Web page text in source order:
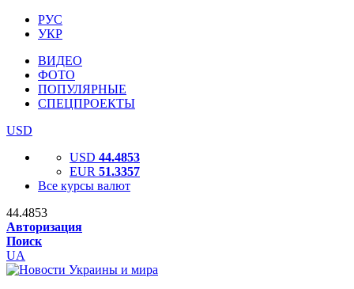
РУС
УКР
ВИДЕО
ФОТО
ПОПУЛЯРНЫЕ
СПЕЦПРОЕКТЫ
USD
USD 44.4853
EUR 51.3357
Все курсы валют
44.4853
Авторизация
Поиск
UA